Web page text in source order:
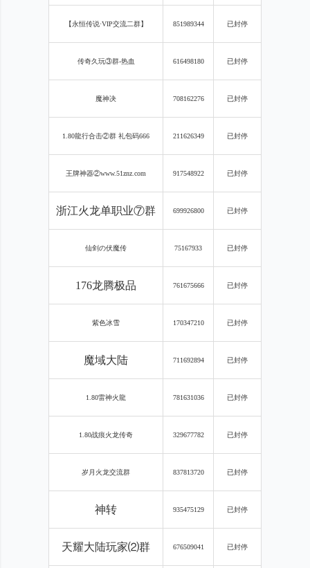
【永恒传说·VIP交流二群】 851989344 已封停
传奇久玩③群-热血 616498180 已封停
魔神决 708162276 已封停
1.80龍行合击②群 礼包码666 211626349 已封停
王牌神器②www.51znz.com 917548922 已封停
浙江火龙单职业⑦群 699926800 已封停
仙剑の伏魔传 75167933 已封停
176龙腾极品 761675666 已封停
紫色冰雪 170347210 已封停
魔域大陆 711692894 已封停
1.80雷神火龍 781631036 已封停
1.80战痕火龙传奇 329677782 已封停
岁月火龙交流群 837813720 已封停
神转 935475129 已封停
天耀大陆玩家⑵群 676509041 已封停